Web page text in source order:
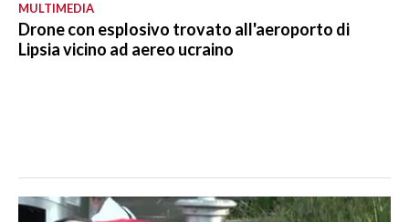
MULTIMEDIA
Drone con esplosivo trovato all'aeroporto di
Lipsia vicino ad aereo ucraino